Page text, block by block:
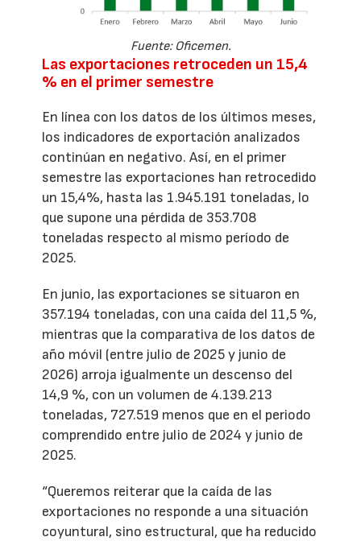
Fuente: Oficemen.
Las exportaciones retroceden un 15,4
% en el primer semestre
En línea con los datos de los últimos meses,
los indicadores de exportación analizados
continúan en negativo. Así, en el primer
semestre las exportaciones han retrocedido
un 15,4%, hasta las 1.945.191 toneladas, lo
que supone una pérdida de 353.708
toneladas respecto al mismo período de
2025.
En junio, las exportaciones se situaron en
357.194 toneladas, con una caída del 11,5 %,
mientras que la comparativa de los datos de
año móvil (entre julio de 2025 y junio de
2026) arroja igualmente un descenso del
14,9 %, con un volumen de 4.139.213
toneladas, 727.519 menos que en el periodo
comprendido entre julio de 2024 y junio de
2025.
“Queremos reiterar que la caída de las
exportaciones no responde a una situación
coyuntural, sino estructural, que ha reducido